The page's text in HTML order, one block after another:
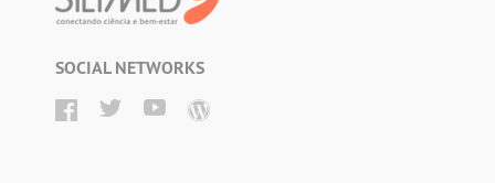
SOCIAL NETWORKS